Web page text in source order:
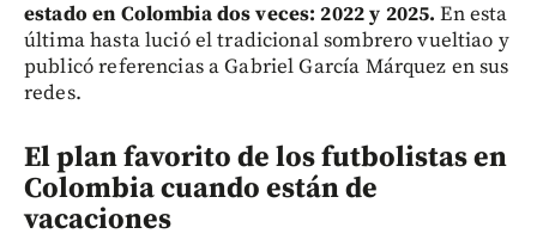
estado en Colombia dos veces: 2022 y 2025. En esta
última hasta lució el tradicional sombrero vueltiao y
publicó referencias a Gabriel García Márquez en sus
redes.
El plan favorito de los futbolistas en
Colombia cuando están de
vacaciones